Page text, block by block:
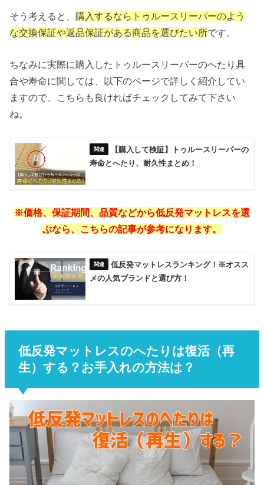
そう考えると、 購入するならトゥルースリーパーのよう
な交換保証や返品保証がある商品を選びたい所です。
ちなみに実際に購入したトゥルースリーパーのへたり具
合や寿命に関しては、以下のページで詳しく紹介してい
ますので、こちらも良ければチェックしてみて下さい
ね。
【購入して検証】トゥルースリーパーの
寿命とへたり、耐久性まとめ！
※価格、保証期間、品質などから低反発マットレスを選
ぶなら、こちらの記事が参考になります。
低反発マットレスランキング！※オスス
メの人気ブランドと選び方！
低反発マットレスのへたりは復活（再
生）する？お手入れの方法は？